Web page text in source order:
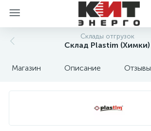
Склады отгрузок
Склад Plastim (Химки)
Магазин Описание Отзывы